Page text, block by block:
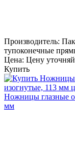
Производитель:
тупоконечные
Цена: Цену
Купить
Ножницы глазные
мм